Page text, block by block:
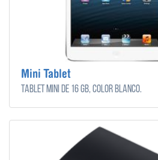
Mini Tablet
Tablet mini de 16 gb, color blanco.